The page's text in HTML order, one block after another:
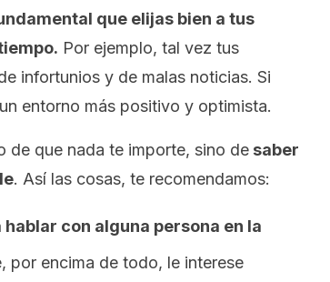
que elijas bien a tus
Por ejemplo, tal vez tus
infortunios y de malas noticias. Si
entorno más positivo y optimista.
de que nada te importe, sino de saber
. Así las cosas, te recomendamos:
con alguna persona en la
por encima de todo, le interese